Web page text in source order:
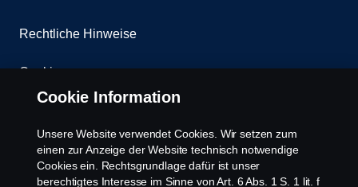
Rechtliche Hinweise
Cookies
Whistleblowing
Cookie Information
Unsere Website verwendet Cookies. Wir setzen zum
einen zur Anzeige der Website technisch notwendige
Cookies ein. Rechtsgrundlage dafür ist unser
berechtigtes Interesse im Sinne von Art. 6 Abs. 1 S. 1 lit. f